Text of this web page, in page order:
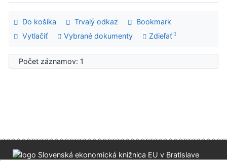
Do košíka Trvalý odkaz
Bookmark
Vytlačiť
Vybrané dokumenty Zdieľať
Počet záznamov: 1